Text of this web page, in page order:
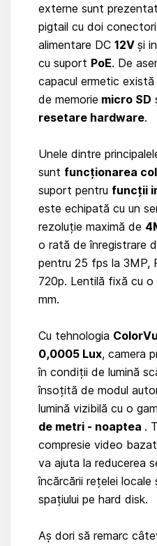
externe sunt
pigtail cu doi
alimentare DC 12V și
cu suport PoE. De
capacul ermetic
de memorie micro SD
resetare hardware.
Unele dintre
sunt funcționarea
suport pentru funcții
este echipată cu un
rezoluție maximă de
o rată de înregistrare
pentru 25 fps la 3MP,
720p. Lentilă fixă ​​cu
mm.
Cu tehnologia ColorVu
0,0005 Lux, camera
în condiții de lumină
însoțită de modul
lumină vizibilă cu o
de metri - noaptea .
compresie video
va ajuta la reducerea
încărcării rețelei locale
spațiului pe hard disk.
Aș dori să remarc